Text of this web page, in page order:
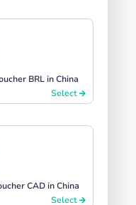
BRL in China
Select
CAD in China
Select